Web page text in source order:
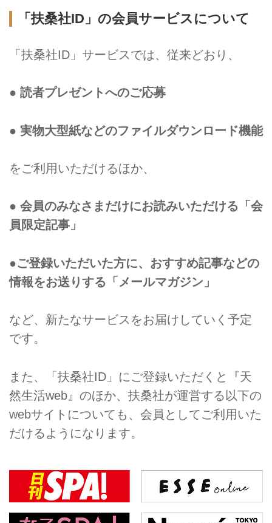
「扶桑社ID」の会員サービスについて
「扶桑社ID」サービスでは、従来どおり、
● 読者プレゼントへのご応募
● 実物大型紙などのファイルダウンロード機能
をご利用いただけるほか、
● 会員のみなさまだけにお読みいただける「会
員限定記事」
●ご登録いただいた方に、おすすめ記事などの
情報をお送りする「メールマガジン」
など、新たなサービスをお届けしていく予定
です。
また、「扶桑社ID」にご登録いただくと『天
然生活web』のほか、扶桑社が運営する以下の
webサイトについても、会員としてご利用いた
だけるようになります。